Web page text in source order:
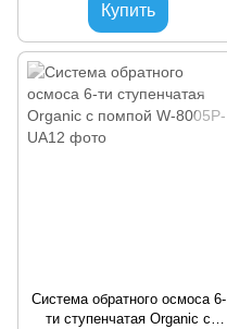
Купить
Система обратного осмоса 6-
ти ступенчатая Organic с